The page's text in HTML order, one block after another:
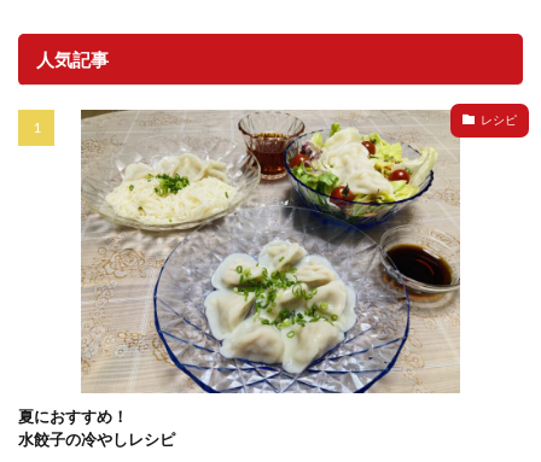
人気記事
レシピ
夏におすすめ！
水餃子の冷やしレシピ